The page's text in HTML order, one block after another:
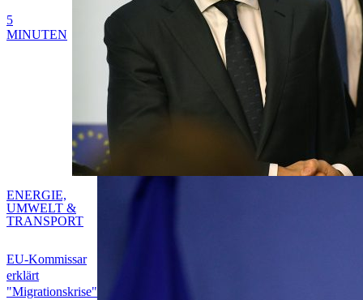
5
MINUTEN
EU-Kommissar
erklärt
"Migrationskrise"
ENERGIE,
UMWELT &
TRANSPORT